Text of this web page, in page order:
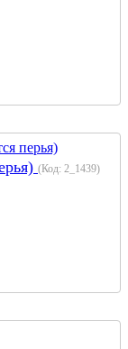
(Код: 2_1439)